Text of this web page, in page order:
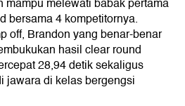
bersama 4 kompetitornya.
off, Brandon yang benar-benar
hasil clear round
28,94 detik sekaligus
jawara di kelas bergengsi